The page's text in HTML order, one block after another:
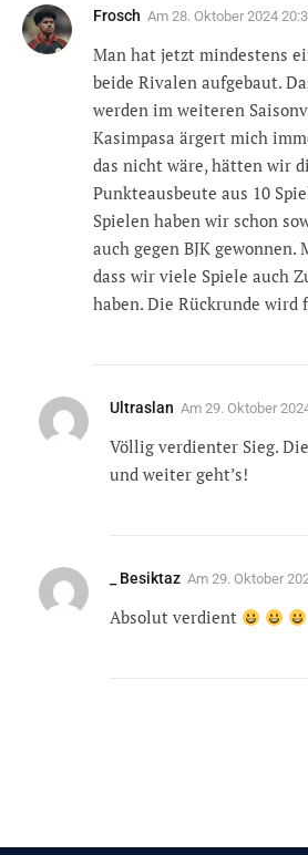
Frosch Am 28. Oktober 2024
Man hat jetzt mindestens
beide Rivalen aufgebaut.
werden im weiteren
Kasimpasa ärgert mich
das nicht wäre, hätten wir
Punkteausbeute aus 10
Spielen haben wir schon
auch gegen BJK gewonnen.
dass wir viele Spiele auch
haben. Die Rückrunde wird
Ultraslan Am 29. Oktober
Völlig verdienter Sieg.
und weiter geht’s!
_ Besiktaz Am 29. Oktober
Absolut verdient